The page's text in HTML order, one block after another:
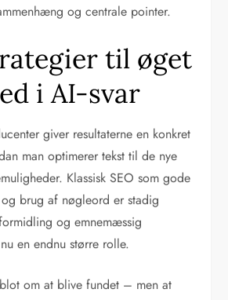
og centrale pointer.
til øget
i AI-svar
giver resultaterne en konkret
man optimerer tekst til de nye
Klassisk SEO som gode
og brug af nøgleord er stadig
og emnemæssig
en endnu større rolle.
om at blive fundet – men at